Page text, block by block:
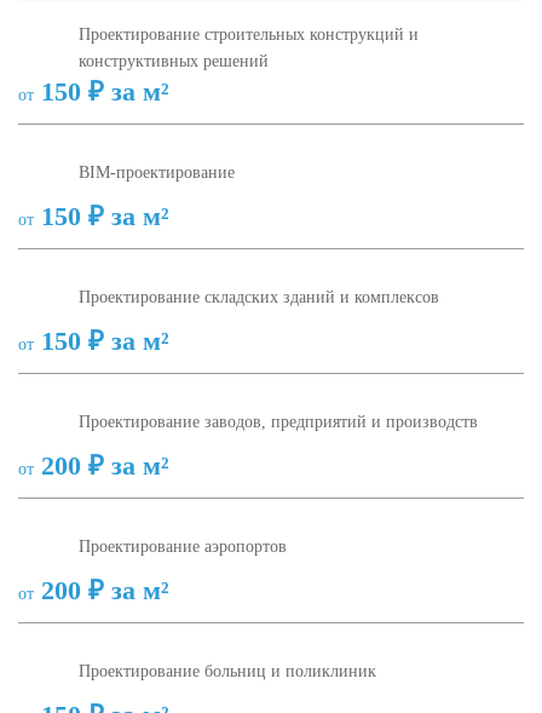
Проектирование строительных конструкций и
конструктивных решений
от 150 ₽ за м²
BIM-проектирование
от 150 ₽ за м²
Проектирование складских зданий и комплексов
от 150 ₽ за м²
Проектирование заводов, предприятий и производств
от 200 ₽ за м²
Проектирование аэропортов
от 200 ₽ за м²
Проектирование больниц и поликлиник